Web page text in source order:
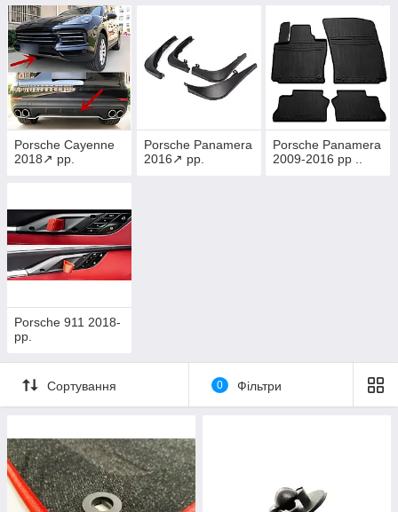
Porsche Cayenne
2018↗ рр.
Porsche Panamera
2016↗︎ рр.
Porsche Panamera
2009-2016 рр ..
Porsche 911 2018-
рр.
Сортування 0 Фільтри